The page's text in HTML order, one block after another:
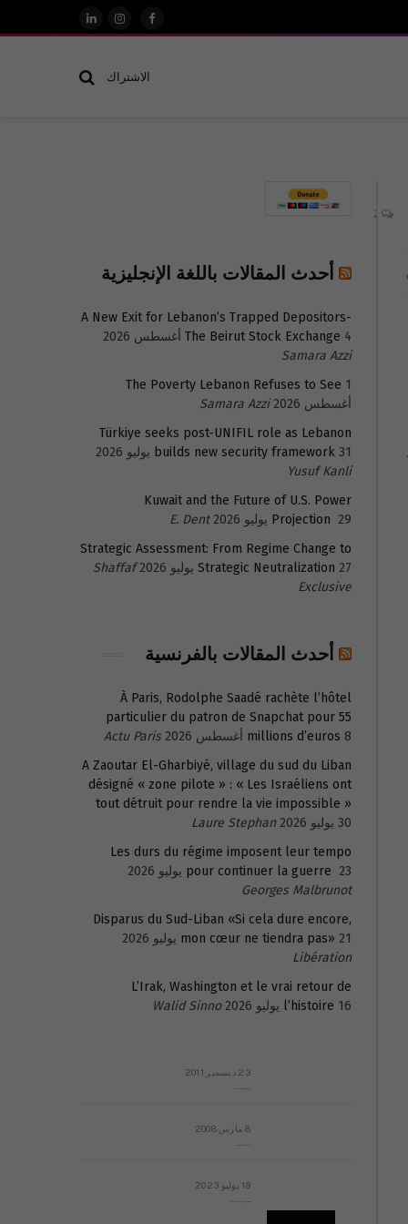
فيسبوكالانستغرام
لينكدإن
الاشتراك
أحدث المقالات باللغة الإنجليزية
A New Exit for Lebanon’s Trapped Depositors-
The Beirut Stock Exchange 4 أغسطس 2026
Samara Azzi
The Poverty Lebanon Refuses to See 1
أغسطس 2026
Samara Azzi
Türkiye seeks post-UNIFIL role as Lebanon
builds new security framework 31 يوليو 2026
Yusuf Kanli
Kuwait and the Future of U.S. Power
Projection 29 يوليو 2026
E. Dent
Strategic Assessment: From Regime Change to
Strategic Neutralization 27 يوليو 2026
Shaffaf
Exclusive
أحدث المقالات بالفرنسية
À Paris, Rodolphe Saadé rachète l’hôtel
particulier du patron de Snapchat pour 55
millions d’euros 8 أغسطس 2026
Actu Paris
A Zaoutar El-Gharbiyé, village du sud du Liban
désigné « zone pilote » : « Les Israéliens ont
tout détruit pour rendre la vie impossible »
30 يوليو 2026
Laure Stephan
Les durs du régime imposent leur tempo
pour continuer la guerre 23 يوليو 2026
Georges Malbrunot
Disparus du Sud-Liban «Si cela dure encore,
mon cœur ne tiendra pas» 21 يوليو 2026
Libération
L’Irak, Washington et le vrai retour de
l’histoire 16 يوليو 2026 Walid Sinno
23 ديسمبر 2011
8 مارس 2008
19 يوليو 2023